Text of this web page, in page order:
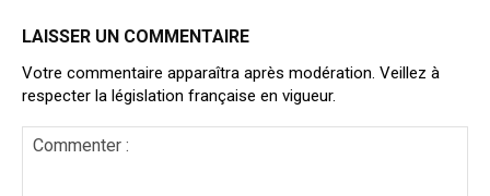
LAISSER UN COMMENTAIRE
Votre commentaire apparaîtra après modération. Veillez à
respecter la législation française en vigueur.